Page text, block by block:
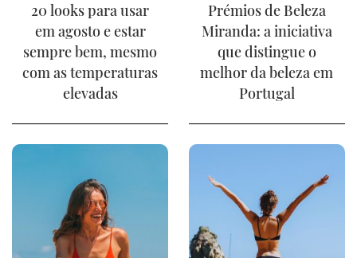
20 looks para usar
em agosto e estar
sempre bem, mesmo
com as temperaturas
elevadas
Prémios de Beleza
Miranda: a iniciativa
que distingue o
melhor da beleza em
Portugal